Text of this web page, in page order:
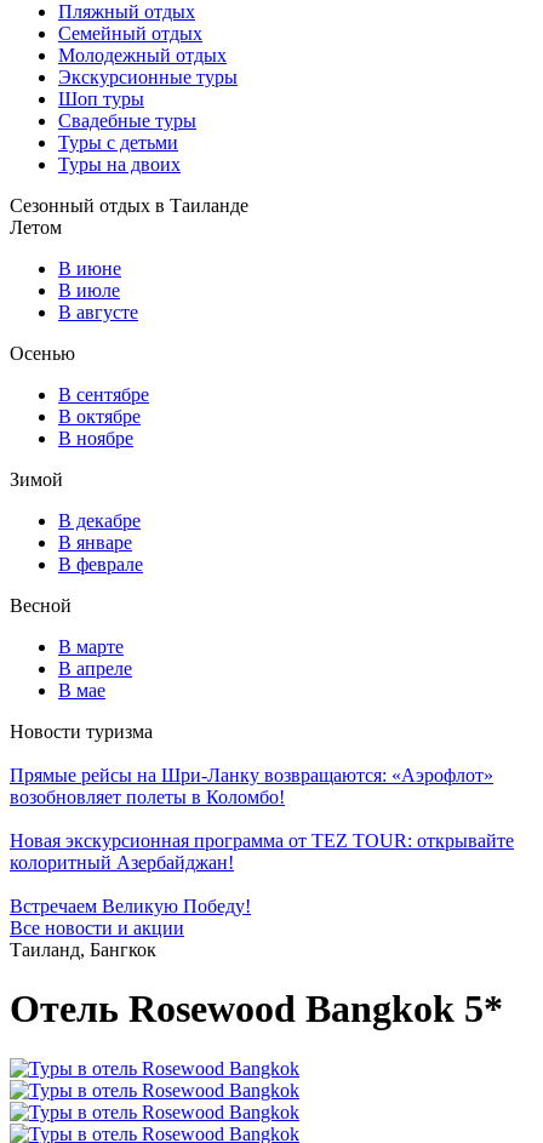
Пляжный отдых
Семейный отдых
Молодежный отдых
Экскурсионные туры
Шоп туры
Свадебные туры
Туры с детьми
Туры на двоих
Сезонный отдых в Таиланде
Летом
В июне
В июле
В августе
Осенью
В сентябре
В октябре
В ноябре
Зимой
В декабре
В январе
В феврале
Весной
В марте
В апреле
В мае
Новости туризма
Прямые рейсы на Шри-Ланку возвращаются: «Аэрофлот»
возобновляет полеты в Коломбо!
Новая экскурсионная программа от TEZ TOUR: открывайте
колоритный Азербайджан!
Встречаем Великую Победу!
Все новости и акции
Таиланд, Бангкок
Отель Rosewood Bangkok 5*